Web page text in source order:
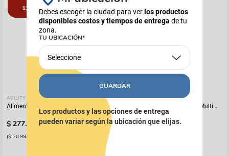
12%
AGILITY
Alimento Para Perro Agility Gold
Grandes Adultos
$ 277. 112 $ 314.900
($ 20.993,33
FRESH STEP
Arena Para Gato Fresh Step Multi
Cat Con Febreze
$ 112.900
Debes escoger la ciudad para ver los productos
disponibles costos y tiempos de entrega de tu
zona.
TU UBICACIÓN*
Seleccione
GUARDAR
Los productos y las opciones de entrega
pueden variar según la ubicación que elijas.